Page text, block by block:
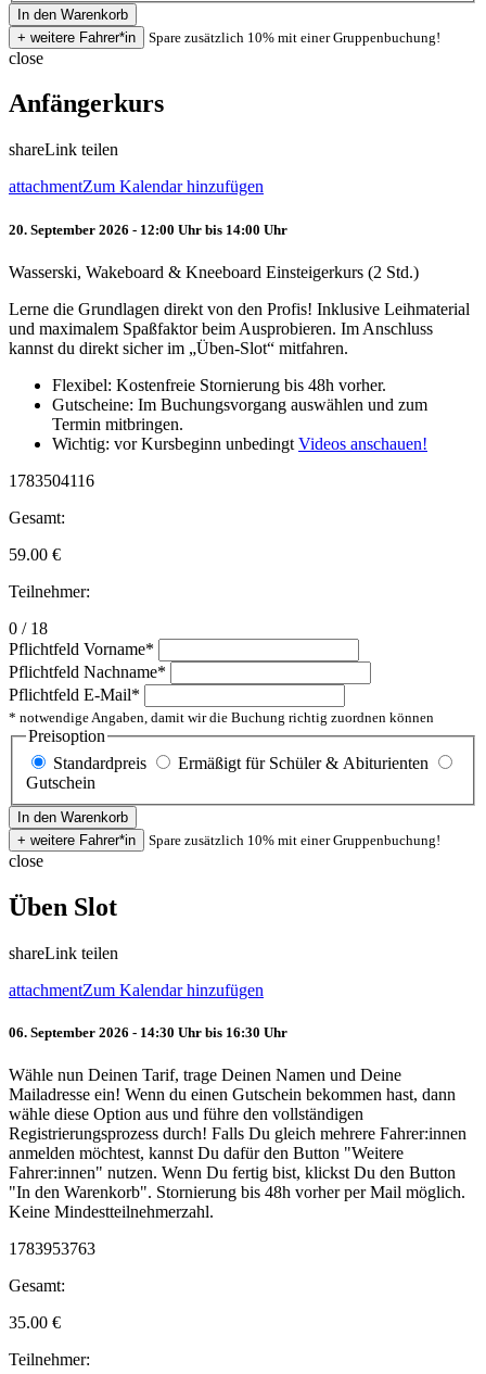
Spare zusätzlich 10% mit einer Gruppenbuchung!
close
Anfängerkurs
shareLink teilen
attachmentZum Kalendar hinzufügen
20. September 2026 - 12:00 Uhr bis 14:00 Uhr
Wasserski, Wakeboard & Kneeboard Einsteigerkurs (2 Std.)
Lerne die Grundlagen direkt von den Profis! Inklusive Leihmaterial
und maximalem Spaßfaktor beim Ausprobieren. Im Anschluss
kannst du direkt sicher im „Üben-Slot“ mitfahren.
Flexibel: Kostenfreie Stornierung bis 48h vorher.
Gutscheine: Im Buchungsvorgang auswählen und zum
Termin mitbringen.
Wichtig: vor Kursbeginn unbedingt Videos anschauen!
1783504116
Gesamt:
59.00 €
Teilnehmer:
0 / 18
Pflichtfeld Vorname*
Pflichtfeld Nachname*
Pflichtfeld E-Mail*
* notwendige Angaben, damit wir die Buchung richtig zuordnen können
Preisoption
Standardpreis
Ermäßigt für Schüler & Abiturienten
Gutschein
Spare zusätzlich 10% mit einer Gruppenbuchung!
close
Üben Slot
shareLink teilen
attachmentZum Kalendar hinzufügen
06. September 2026 - 14:30 Uhr bis 16:30 Uhr
Wähle nun Deinen Tarif, trage Deinen Namen und Deine
Mailadresse ein! Wenn du einen Gutschein bekommen hast, dann
wähle diese Option aus und führe den vollständigen
Registrierungsprozess durch! Falls Du gleich mehrere Fahrer:innen
anmelden möchtest, kannst Du dafür den Button "Weitere
Fahrer:innen" nutzen. Wenn Du fertig bist, klickst Du den Button
"In den Warenkorb". Stornierung bis 48h vorher per Mail möglich.
Keine Mindestteilnehmerzahl.
1783953763
Gesamt:
35.00 €
Teilnehmer: